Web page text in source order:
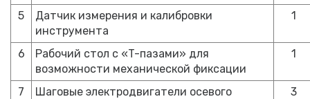
5
Датчик измерения и калибровки
инструмента
1
6
Рабочий стол с «T-пазами» для
возможности механической фиксации
1
7
Шаговые электродвигатели осевого
3